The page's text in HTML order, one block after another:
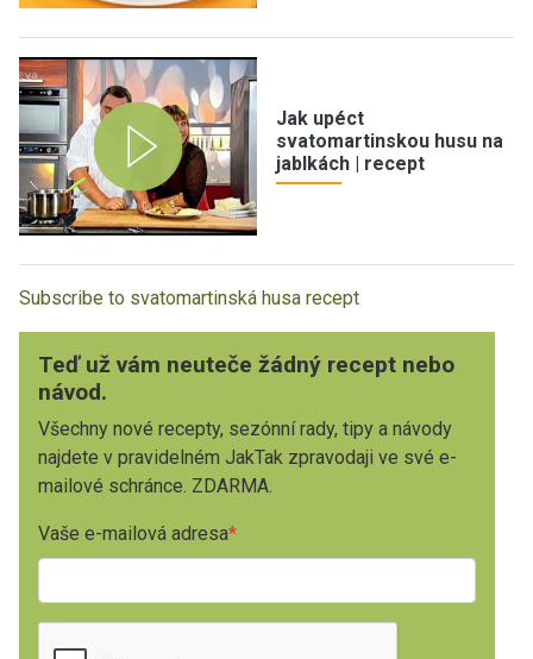
Jak upéct
svatomartinskou husu na
jablkách | recept
Subscribe to svatomartinská husa recept
Teď už vám neuteče žádný recept nebo
návod.
Všechny nové recepty, sezónní rady, tipy a návody
najdete v pravidelném JakTak zpravodaji ve své e-
mailové schránce. ZDARMA.
Vaše e-mailová adresa